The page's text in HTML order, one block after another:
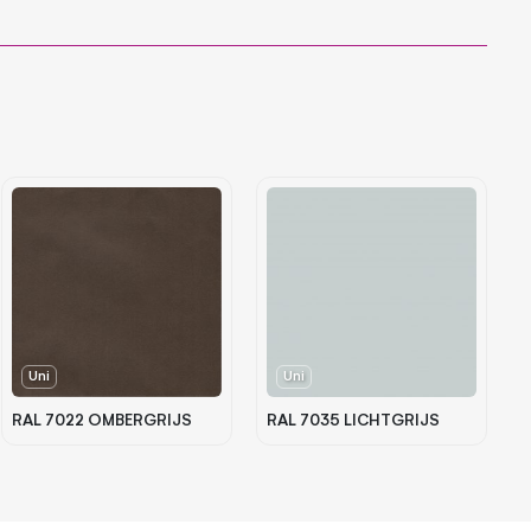
Uni
RAL 7022 OMBERGRIJS
Uni
RAL 7035 LICHTGRIJS